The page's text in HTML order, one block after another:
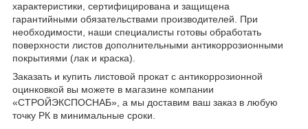
характеристики, сертифицирована и защищена
гарантийными обязательствами производителей. При
необходимости, наши специалисты готовы обработать
поверхности листов дополнительными антикоррозионными
покрытиями (лак и краска).
Заказать и купить листовой прокат с антикоррозионной
оцинковкой вы можете в магазине компании
«СТРОЙЭКСПОСНАБ», а мы доставим ваш заказ в любую
точку РК в минимальные сроки.